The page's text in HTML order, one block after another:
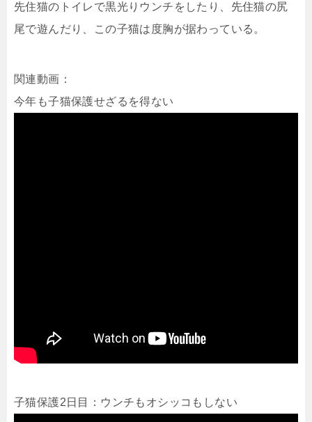
先住猫のトイレで黒光りウンチをしたり、先住猫の尻
尾で遊んだり、この子猫は度胸が据わっている。
関連動画：
今年も子猫保護せざるを得ない
子猫保護2日目：ウンチもオシッコもしない